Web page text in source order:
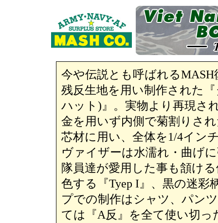
今や伝説とも呼ばれる
残反生地を用い制作された
ハット)』。実物より再現さ
金を用いず内側で菊割りさ
芯材に用い、全体を1/4イン
ヴァイザーは水濡れ・曲げ
隊員達が愛用した事も頷け
色する『Tyep I』、黒の迷彩
プでの制作はシャツ、パン
ては『A反』を全て使い切